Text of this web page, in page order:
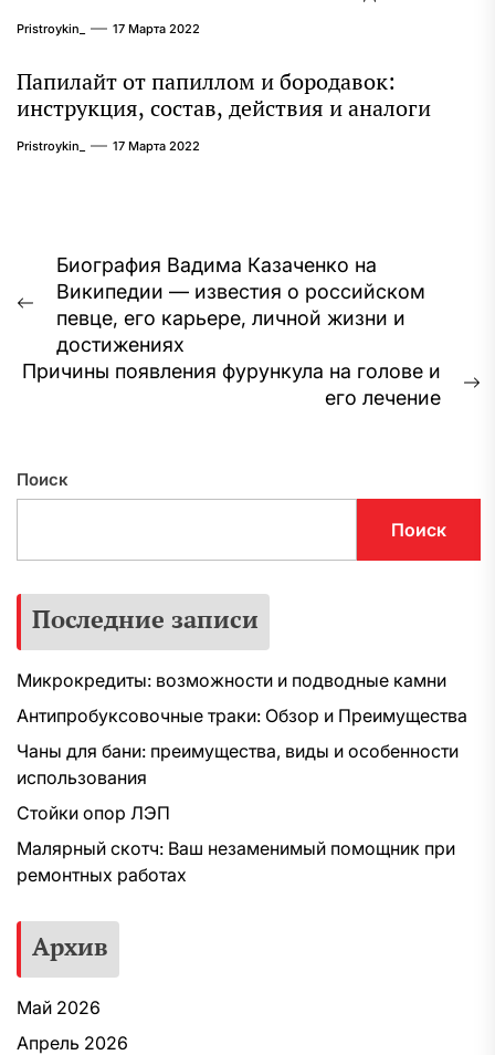
Pristroykin_ 17 Марта 2022
Папилайт от папиллом и бородавок:
инструкция, состав, действия и аналоги
Pristroykin_ 17 Марта 2022
Навигация
по
записям
Предыдущая
запись:
Биография Вадима Казаченко на
Википедии — известия о российском
певце, его карьере, личной жизни и
достижениях
Причины появления фурункула на голове и
его лечение
Поиск
Поиск
Последние записи
Микрокредиты: возможности и подводные камни
Антипробуксовочные траки: Обзор и Преимущества
Чаны для бани: преимущества, виды и особенности
использования
Стойки опор ЛЭП
Малярный скотч: Ваш незаменимый помощник при
ремонтных работах
Архив
Май 2026
Апрель 2026